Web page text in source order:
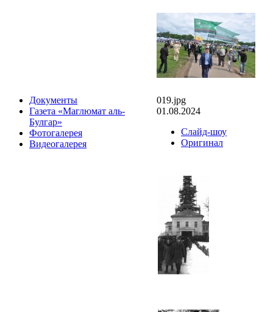
Документы
Газета «Маглюмат аль-
Булгар»
Фотогалерея
Видеогалерея
019.jpg
01.08.2024
Слайд-шоу
Оригинал